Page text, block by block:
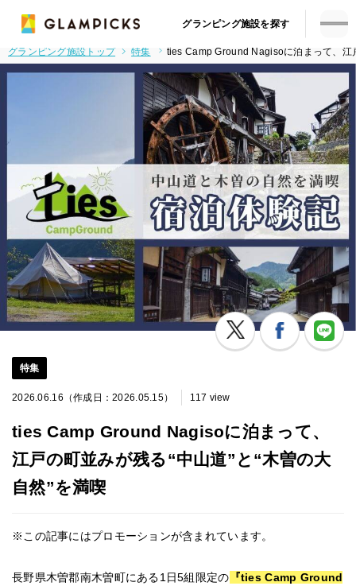
グランピング施設を探す
グランピング施設トップ 特集 ties Camp Ground Nagisoに泊まって、江
特集
2026.06.16（作成日：2026.05.15） 117 view
ties Camp Ground Nagisoに泊まって、
江戸の町並みが残る“中山道”と“木曽の大
自然”を満喫
※この記事にはプロモーションが含まれています。
長野県木曽郡南木曽町にある1日5組限定の 『ties Camp Ground